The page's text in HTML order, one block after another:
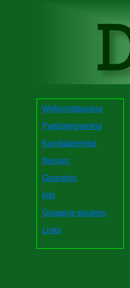
Welkomstpagina
Partijprogramma
Kandidatenlijst
Nieuws
Groentjes
Info
Grappige plaatjes
Links